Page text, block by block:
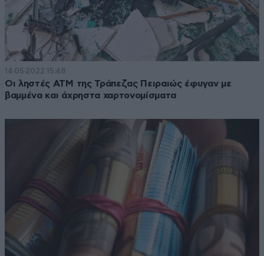
14·05·2022 15:48
Οι ληστές ΑΤΜ της Τράπεζας Πειραιώς έφυγαν με
βαμμένα και άχρηστα χαρτονομίσματα